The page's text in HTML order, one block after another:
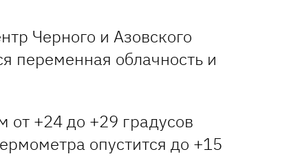
Черного и Азовского
переменная облачность и
от +24 до +29 градусов
опустится до +15